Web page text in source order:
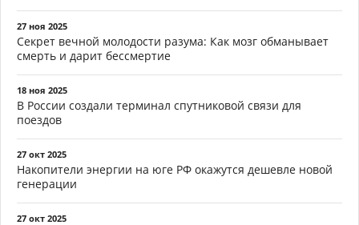
27 ноя 2025
Секрет вечной молодости разума: Как мозг обманывает
смерть и дарит бессмертие
18 ноя 2025
В России создали терминал спутниковой связи для
поездов
27 окт 2025
Накопители энергии на юге РФ окажутся дешевле новой
генерации
27 окт 2025